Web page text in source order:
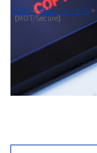
HOME >製品・サービス >
【MOT/Secure】